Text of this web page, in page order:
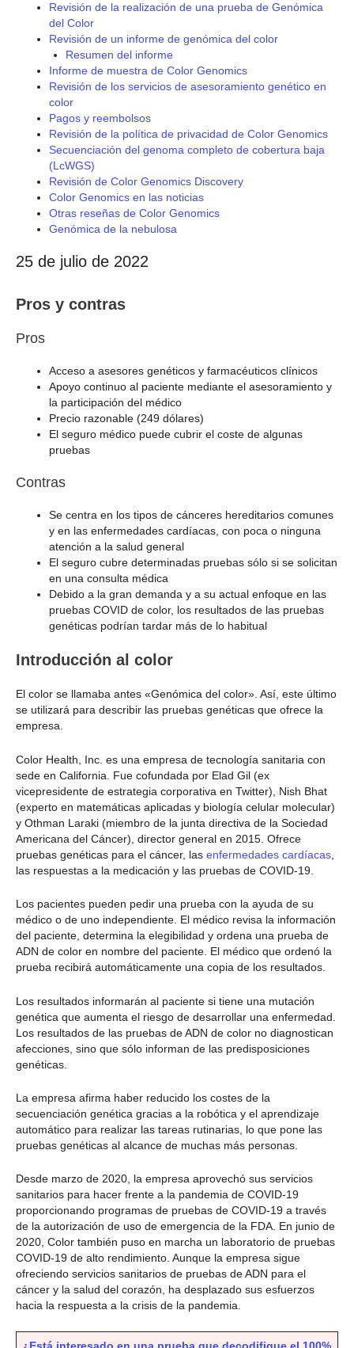
Revisión de la realización de una prueba de Genómica
del Color
Revisión de un informe de genómica del color
Resumen del informe
Informe de muestra de Color Genomics
Revisión de los servicios de asesoramiento genético en
color
Pagos y reembolsos
Revisión de la política de privacidad de Color Genomics
Secuenciación del genoma completo de cobertura baja
(LcWGS)
Revisión de Color Genomics Discovery
Color Genomics en las noticias
Otras reseñas de Color Genomics
Genómica de la nebulosa
25 de julio de 2022
Pros y contras
Pros
Acceso a asesores genéticos y farmacéuticos clínicos
Apoyo continuo al paciente mediante el asesoramiento y
la participación del médico
Precio razonable (249 dólares)
El seguro médico puede cubrir el coste de algunas
pruebas
Contras
Se centra en los tipos de cánceres hereditarios comunes
y en las enfermedades cardíacas, con poca o ninguna
atención a la salud general
El seguro cubre determinadas pruebas sólo si se solicitan
en una consulta médica
Debido a la gran demanda y a su actual enfoque en las
pruebas COVID de color, los resultados de las pruebas
genéticas podrían tardar más de lo habitual
Introducción al color
El color se llamaba antes «Genómica del color». Así, este último
se utilizará para describir las pruebas genéticas que ofrece la
empresa.
Color Health, Inc. es una empresa de tecnología sanitaria con
sede en California. Fue cofundada por Elad Gil (ex
vicepresidente de estrategia corporativa en Twitter), Nish Bhat
(experto en matemáticas aplicadas y biología celular molecular)
y Othman Laraki (miembro de la junta directiva de la Sociedad
Americana del Cáncer), director general en 2015. Ofrece
pruebas genéticas para el cáncer, las enfermedades cardíacas
las respuestas a la medicación y las pruebas de COVID-19.
Los pacientes pueden pedir una prueba con la ayuda de su
médico o de uno independiente. El médico revisa la información
del paciente, determina la elegibilidad y ordena una prueba de
ADN de color en nombre del paciente. El médico que ordenó la
prueba recibirá automáticamente una copia de los resultados.
Los resultados informarán al paciente si tiene una mutación
genética que aumenta el riesgo de desarrollar una enfermedad.
Los resultados de las pruebas de ADN de color no diagnostican
afecciones, sino que sólo informan de las predisposiciones
genéticas.
La empresa afirma haber reducido los costes de la
secuenciación genética gracias a la robótica y el aprendizaje
automático para realizar las tareas rutinarias, lo que pone las
pruebas genéticas al alcance de muchas más personas.
Desde marzo de 2020, la empresa aprovechó sus servicios
sanitarios para hacer frente a la pandemia de COVID-19
proporcionando programas de pruebas de COVID-19 a través
de la autorización de uso de emergencia de la FDA. En junio de
2020, Color también puso en marcha un laboratorio de pruebas
COVID-19 de alto rendimiento. Aunque la empresa sigue
ofreciendo servicios sanitarios de pruebas de ADN para el
cáncer y la salud del corazón, ha desplazado sus esfuerzos
hacia la respuesta a la crisis de la pandemia.
¿Está interesado en una prueba que decodifique el 100%